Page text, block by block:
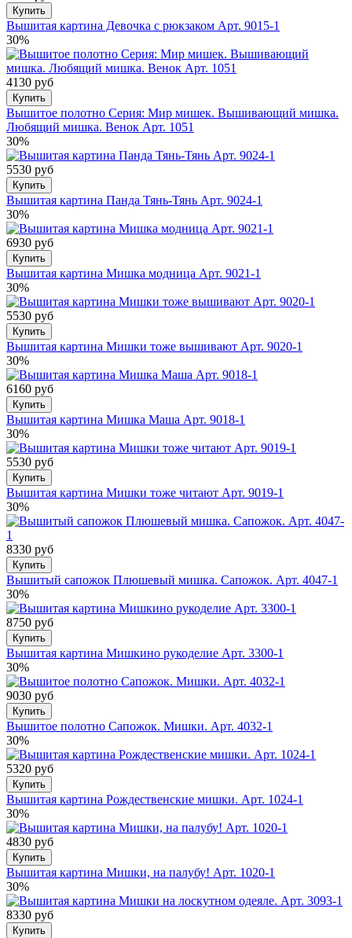
Купить
Вышитая картина Девочка с рюкзаком Арт. 9015-1
30%
4130 руб
Купить
Вышитое полотно Серия: Мир мишек. Вышивающий мишка.
Любящий мишка. Венок Арт. 1051
30%
5530 руб
Купить
Вышитая картина Панда Тянь-Тянь Арт. 9024-1
30%
6930 руб
Купить
Вышитая картина Мишка модница Арт. 9021-1
30%
5530 руб
Купить
Вышитая картина Мишки тоже вышивают Арт. 9020-1
30%
6160 руб
Купить
Вышитая картина Мишка Маша Арт. 9018-1
30%
5530 руб
Купить
Вышитая картина Мишки тоже читают Арт. 9019-1
30%
8330 руб
Купить
Вышитый сапожок Плюшевый мишка. Сапожок. Арт. 4047-1
30%
8750 руб
Купить
Вышитая картина Мишкино рукоделие Арт. 3300-1
30%
9030 руб
Купить
Вышитое полотно Сапожок. Мишки. Арт. 4032-1
30%
5320 руб
Купить
Вышитая картина Рождественские мишки. Арт. 1024-1
30%
4830 руб
Купить
Вышитая картина Мишки, на палубу! Арт. 1020-1
30%
8330 руб
Купить